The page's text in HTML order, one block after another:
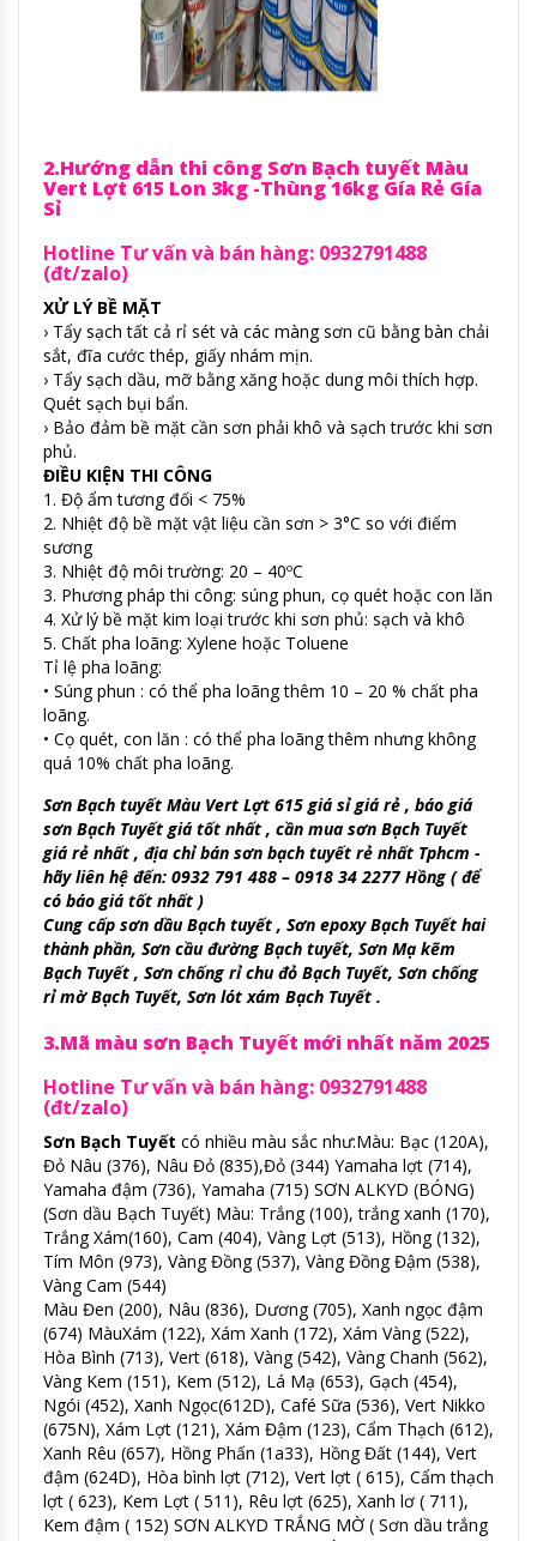
2.Hướng dẫn thi công Sơn Bạch tuyết Màu
Vert Lợt 615 Lon 3kg -Thùng 16kg Gía Rẻ Gía
Sỉ
Hotline Tư vấn và bán hàng: 0932791488
(đt/zalo)
XỬ LÝ BỀ MẶT
› Tẩy sạch tất cả rỉ sét và các màng sơn cũ bằng bàn chải
sắt, đĩa cước thép, giấy nhám mịn.
› Tẩy sạch dầu, mỡ bằng xăng hoặc dung môi thích hợp.
Quét sạch bụi bẩn.
› Bảo đảm bề mặt cần sơn phải khô và sạch trước khi sơn
phủ.
ĐIỀU KIỆN THI CÔNG
1. Độ ẩm tương đối < 75%
2. Nhiệt độ bề mặt vật liệu cần sơn > 3°C so với điểm
sương
3. Nhiệt độ môi trường: 20 – 40ºC
3. Phương pháp thi công: súng phun, cọ quét hoặc con lăn
4. Xử lý bề mặt kim loại trước khi sơn phủ: sạch và khô
5. Chất pha loãng: Xylene hoặc Toluene
Tỉ lệ pha loãng:
• Súng phun : có thể pha loãng thêm 10 – 20 % chất pha
loãng.
• Cọ quét, con lăn : có thể pha loãng thêm nhưng không
quá 10% chất pha loãng.
Sơn Bạch tuyết Màu Vert Lợt 615 giá sỉ giá rẻ , báo giá
sơn Bạch Tuyết giá tốt nhất , cần mua sơn Bạch Tuyết
giá rẻ nhất , địa chỉ bán sơn bạch tuyết rẻ nhất Tphcm -
hãy liên hệ đến: 0932 791 488 – 0918 34 2277 Hồng ( để
có báo giá tốt nhất )
Cung cấp sơn dầu Bạch tuyết , Sơn epoxy Bạch Tuyết hai
thành phần, Sơn cầu đường Bạch tuyết, Sơn Mạ kẽm
Bạch Tuyết , Sơn chống rỉ chu đỏ Bạch Tuyết, Sơn chống
rỉ mờ Bạch Tuyết, Sơn lót xám Bạch Tuyết .
3.Mã màu sơn Bạch Tuyết mới nhất năm 2025
Hotline Tư vấn và bán hàng: 0932791488
(đt/zalo)
Sơn Bạch Tuyết có nhiều màu sắc như:Màu: Bạc (120A),
Đỏ Nâu (376), Nâu Đỏ (835),Đỏ (344) Yamaha lợt (714),
Yamaha đậm (736), Yamaha (715) SƠN ALKYD (BÓNG)
(Sơn dầu Bạch Tuyết) Màu: Trắng (100), trắng xanh (170),
Trắng Xám(160), Cam (404), Vàng Lợt (513), Hồng (132),
Tím Môn (973), Vàng Đồng (537), Vàng Đồng Đậm (538),
Vàng Cam (544)
Màu Đen (200), Nâu (836), Dương (705), Xanh ngọc đậm
(674) MàuXám (122), Xám Xanh (172), Xám Vàng (522),
Hòa Bình (713), Vert (618), Vàng (542), Vàng Chanh (562),
Vàng Kem (151), Kem (512), Lá Mạ (653), Gạch (454),
Ngói (452), Xanh Ngọc(612D), Café Sữa (536), Vert Nikko
(675N), Xám Lợt (121), Xám Đậm (123), Cẩm Thạch (612),
Xanh Rêu (657), Hồng Phấn (1a33), Hồng Đất (144), Vert
đậm (624D), Hòa bình lợt (712), Vert lợt ( 615), Cẩm thạch
lợt ( 623), Kem Lợt ( 511), Rêu lợt (625), Xanh lơ ( 711),
Kem đậm ( 152) SƠN ALKYD TRẮNG MỜ ( Sơn dầu trắng